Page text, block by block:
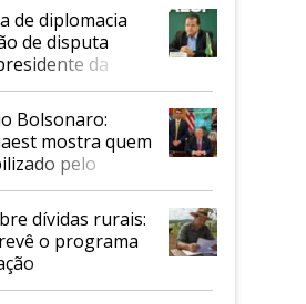
de diplomacia
de disputa
da
Bolsonaro:
mostra quem
pelo
dívidas rurais:
o programa